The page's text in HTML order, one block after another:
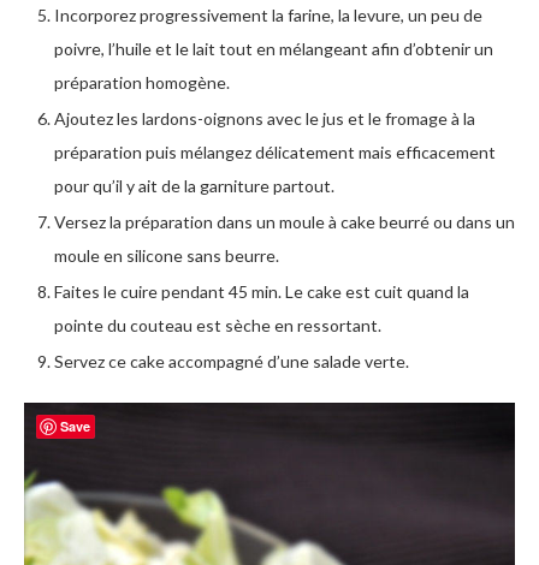
Incorporez progressivement la farine, la levure, un peu de
poivre, l’huile et le lait tout en mélangeant afin d’obtenir un
préparation homogène.
Ajoutez les lardons-oignons avec le jus et le fromage à la
préparation puis mélangez délicatement mais efficacement
pour qu’il y ait de la garniture partout.
Versez la préparation dans un moule à cake beurré ou dans un
moule en silicone sans beurre.
Faites le cuire pendant 45 min. Le cake est cuit quand la
pointe du couteau est sèche en ressortant.
Servez ce cake accompagné d’une salade verte.
Save